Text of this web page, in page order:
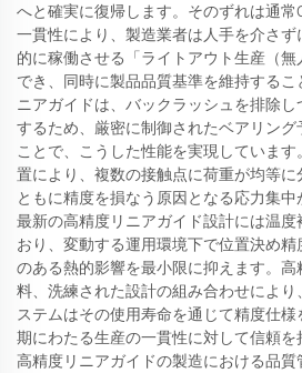
へと確実に復帰します。そのずれは通
一貫性により、製造業者は人手を介さ
的に稼働させる「ライトアウト生産（
でき、同時に製品品質基準を維持するこ
ニアガイドは、バックラッシュを排除
するため、厳密に制御されたベアリン
ことで、こうした性能を実現していま
置により、複数の接触点に荷重が均等に
ともに精度を損なう原因となる応力集中
最新の高精度リニアガイド設計には温
おり、変動する運用環境下で位置決め
のある熱的影響を最小限に抑えます。
料、洗練された設計の組み合わせによ
ステムはその使用寿命を通じて精度仕
期にわたる生産の一貫性に対して信頼を
高精度リニアガイドの製造における品